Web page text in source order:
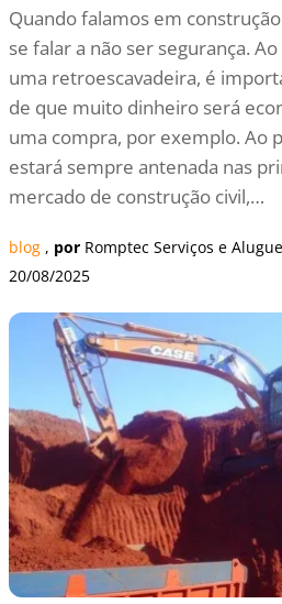
Quando falamos em
se falar a não ser segurança.
uma retroescavadeira, é
de que muito dinheiro será
uma compra, por exemplo. Ao
estará sempre antenada nas
mercado de construção civil,…
blog , por Romptec Serviços e
20/08/2025